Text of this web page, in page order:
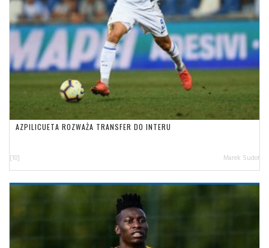
AZPILICUETA ROZWAŻA TRANSFER DO INTERU
[10] Marek Sudoł